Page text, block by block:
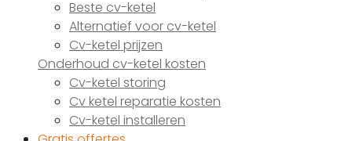
Beste cv-ketel
Alternatief voor cv-ketel
Cv-ketel prijzen
Onderhoud cv-ketel kosten
Cv-ketel storing
Cv ketel reparatie kosten
Cv-ketel installeren